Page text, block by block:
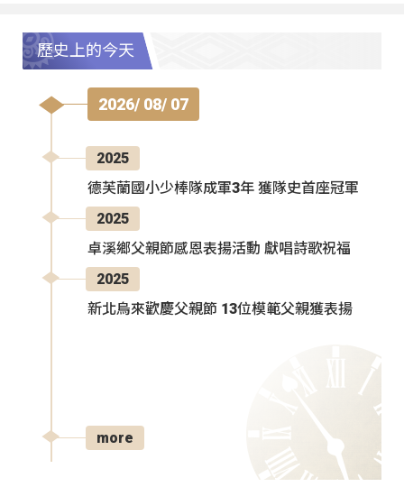
歷史上的今天
2026/ 08/ 07
2025
德芙蘭國小少棒隊成軍3年 獲隊史首座冠軍
2025
卓溪鄉父親節感恩表揚活動 獻唱詩歌祝福
2025
新北烏來歡慶父親節 13位模範父親獲表揚
more